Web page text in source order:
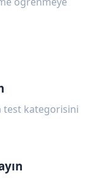
test kategorisini